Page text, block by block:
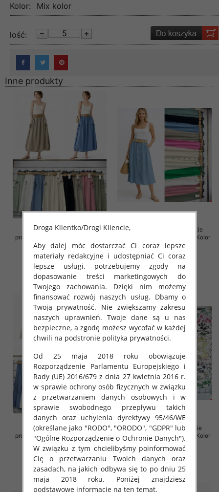
Kolor: Mix kolor
lość:
Inne produkty
Spódnice damskie (Włoskie
produkt) Roz Standard, Mix Kolor
Paczka 5 szt
38.00 zł
szczegóły
Spódnice damskie (Włoskie
produkt) Roz Standard, Mix Kolor
Paczka 5 szt
35.00 zł
szczegóły
Spódnice damskie (Włoskie
produkt) Roz Standard, Mix Kolor
Paczka 5 szt
35.00 zł
szczegóły
Sukienki damskie (Włoskie
produkt) Roz Standard, Mix Kolor
Paczka 5 szt
35.00 zł
szczegóły
Droga Klientko/Drogi Kliencie,
Aby dalej móc dostarczać Ci coraz lepsze
materiały redakcyjne i udostępniać Ci coraz
lepsze usługi, potrzebujemy zgody na
dopasowanie treści marketingowych do
Twojego zachowania. Dzięki nim możemy
finansować rozwój naszych usług. Dbamy o
Twoją prywatność. Nie zwiększamy zakresu
naszych uprawnień. Twoje dane są u nas
bezpieczne, a zgodę możesz wycofać w każdej
chwili na podstronie polityka prywatności.
Od 25 maja 2018 roku obowiązuje
Rozporządzenie Parlamentu Europejskiego i
Rady (UE) 2016/679 z dnia 27 kwietnia 2016 r.
w sprawie ochrony osób fizycznych w związku
z przetwarzaniem danych osobowych i w
sprawie swobodnego przepływu takich
danych oraz uchylenia dyrektywy 95/46/WE
(określane jako "RODO", "ORODO", "GDPR" lub
"Ogólne Rozporządzenie o Ochronie Danych").
W związku z tym chcielibyśmy poinformować
Cię o przetwarzaniu Twoich danych oraz
zasadach, na jakich odbywa się to po dniu 25
maja 2018 roku. Poniżej znajdziesz
podstawowe informacje na ten temat.